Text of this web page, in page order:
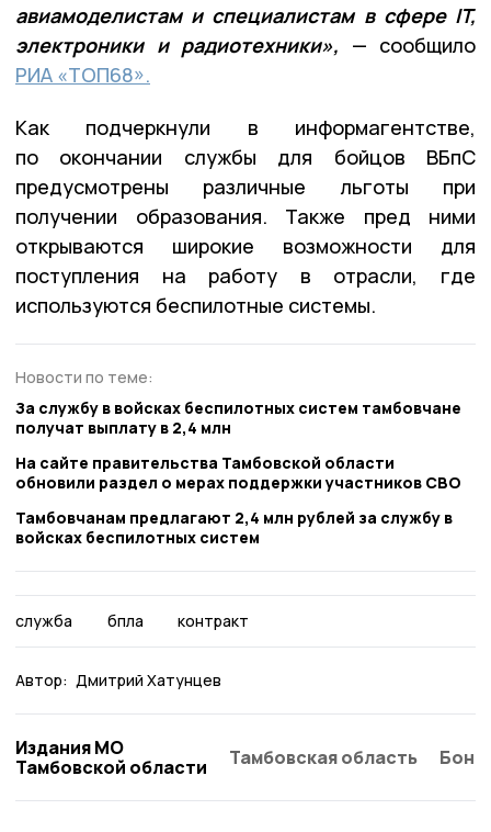
авиамоделистам и специалистам в сфере IT,
электроники и радиотехники», — сообщило
РИА «ТОП68».
Как подчеркнули в информагентстве,
по окончании службы для бойцов ВБпС
предусмотрены различные льготы при
получении образования. Также пред ними
открываются широкие возможности для
поступления на работу в отрасли, где
используются беспилотные системы.
Новости по теме:
За службу в войсках беспилотных систем тамбовчане
получат выплату в 2,4 млн
На сайте правительства Тамбовской области
обновили раздел о мерах поддержки участников СВО
Тамбовчанам предлагают 2,4 млн рублей за службу в
войсках беспилотных систем
служба бпла контракт
Автор: Дмитрий Хатунцев
Издания МО
Тамбовской области
Тамбовская область